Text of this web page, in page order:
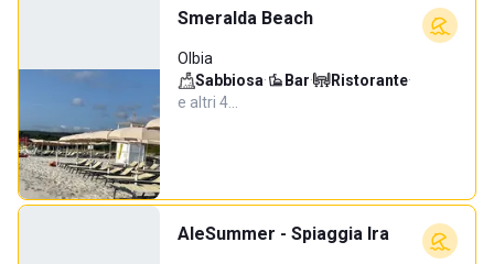
Smeralda Beach
Olbia
Sabbiosa· Bar· Ristorante·
e altri 4…
AleSummer - Spiaggia Ira